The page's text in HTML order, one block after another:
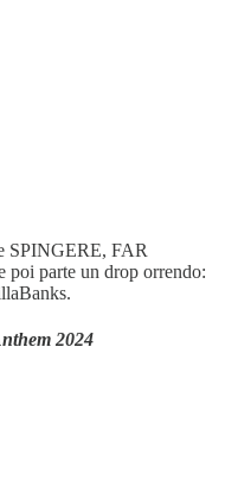
SPINGERE, FAR
parte un drop orrendo:
2024